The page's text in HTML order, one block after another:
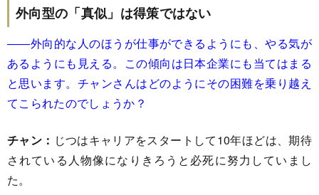
外向型の「真似」は得策ではない
――外向的な人のほうが仕事ができるようにも、やる気が
あるようにも見える。この傾向は日本企業にも当てはまる
と思います。チャンさんはどのようにその困難を乗り越え
てこられたのでしょうか？
チャン： じつはキャリアをスタートして10年ほどは、期待
されている人物像になりきろうと必死に努力していまし
た。